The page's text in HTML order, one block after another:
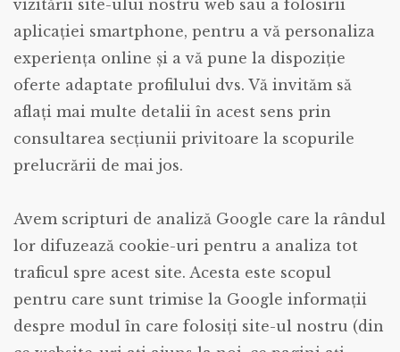
vizitării site-ului nostru web sau a folosirii
aplicației smartphone, pentru a vă personaliza
experiența online și a vă pune la dispoziție
oferte adaptate profilului dvs. Vă invităm să
aflați mai multe detalii în acest sens prin
consultarea secțiunii privitoare la scopurile
prelucrării de mai jos.
Avem scripturi de analiză Google care la rândul
lor difuzează cookie-uri pentru a analiza tot
traficul spre acest site. Acesta este scopul
pentru care sunt trimise la Google informații
despre modul în care folosiți site-ul nostru (din